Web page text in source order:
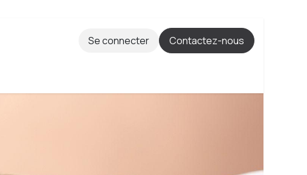
Se connecter Contactez-nous